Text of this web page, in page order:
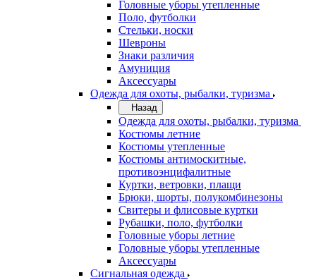
Головные уборы утепленные
Поло, футболки
Стельки, носки
Шевроны
Знаки различия
Амуниция
Аксессуары
Одежда для охоты, рыбалки, туризма
Назад
Одежда для охоты, рыбалки, туризма
Костюмы летние
Костюмы утепленные
Костюмы антимоскитные,
противоэнцифалитные
Куртки, ветровки, плащи
Брюки, шорты, полукомбинезоны
Свитеры и флисовые куртки
Рубашки, поло, футболки
Головные уборы летние
Головные уборы утепленные
Аксессуары
Сигнальная одежда